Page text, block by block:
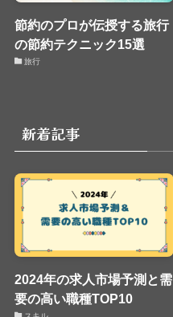
節約のプロが伝授する旅行
の節約テクニック15選
旅行
新着記事
2024年の求人市場予測と需
要の高い職種TOP10